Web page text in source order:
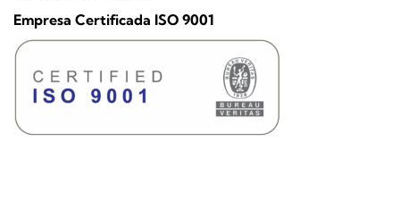
Empresa Certificada ISO 9001